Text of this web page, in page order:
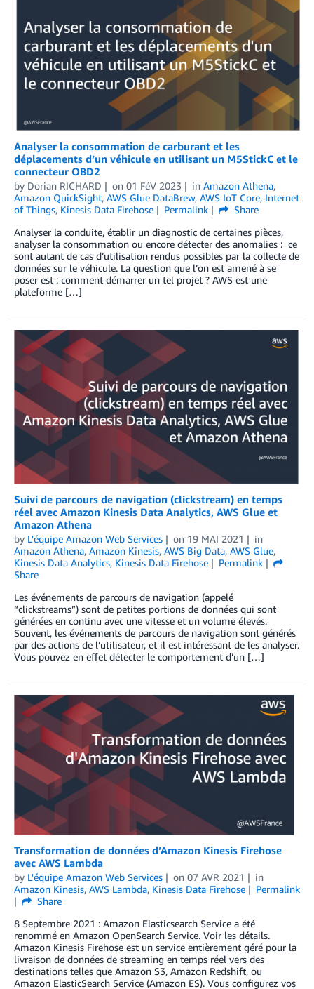
Analyser la consommation de carburant et les
déplacements d’un véhicule en utilisant un M5StickC et le
connecteur OBD2
by Dorian RICHARD on 01 FéV 2023 in Amazon Athena,
Amazon QuickSight, AWS Glue DataBrew, AWS IoT Core, Internet
of Things, Kinesis Data Firehose Permalink
Share
Analyser la conduite, établir un diagnostic de certaines pièces,
analyser la consommation ou encore détecter des anomalies : ce
sont autant de cas d’utilisation rendus possibles par la collecte de
données sur le véhicule. La question que l’on est amené à se
poser est : comment démarrer un tel projet ? AWS est une
plateforme […]
Suivi de parcours de navigation (clickstream) en temps
réel avec Amazon Kinesis Data Analytics, AWS Glue et
Amazon Athena
by L'équipe Amazon Web Services on 19 MAI 2021
in
Amazon Athena, Amazon Kinesis, AWS Big Data, AWS Glue,
Kinesis Data Analytics, Kinesis Data Firehose
Permalink
Share
Les événements de parcours de navigation (appelé
“clickstreams”) sont de petites portions de données qui sont
générées en continu avec une vitesse et un volume élevés.
Souvent, les événements de parcours de navigation sont générés
par des actions de l’utilisateur, et il est intéressant de les analyser.
Vous pouvez en effet détecter le comportement d’un […]
Transformation de données d’Amazon Kinesis Firehose
avec AWS Lambda
by L'équipe Amazon Web Services on 07 AVR 2021
in
Amazon Kinesis, AWS Lambda, Kinesis Data Firehose
Permalink
Share
8 Septembre 2021 : Amazon Elasticsearch Service a été
renommé en Amazon OpenSearch Service. Voir les détails.
Amazon Kinesis Firehose est un service entièrement géré pour la
livraison de données de streaming en temps réel vers des
destinations telles que Amazon S3, Amazon Redshift, ou
Amazon ElasticSearch Service (Amazon ES). Vous configurez vos